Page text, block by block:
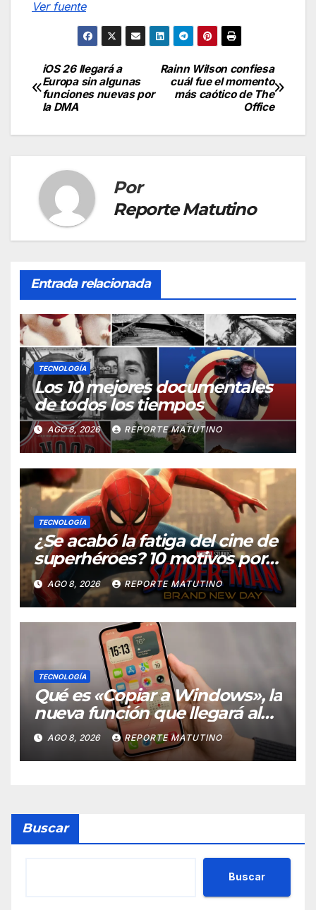
Ver fuente
Navegación
de
entradas
Rainn Wilson confiesa
cuál fue el momento
más caótico de The
Office
iOS 26 llegará a
Europa sin algunas
funciones nuevas por
la DMA
Por
Reporte Matutino
Entrada relacionada
TECNOLOGÍA
Los 10 mejores documentales
de todos los tiempos
AGO 8, 2026 REPORTE MATUTINO
TECNOLOGÍA
¿Se acabó la fatiga del cine de
superhéroes? 10 motivos por
los que ‘Spider-Man: Brand
New Day» desmiente esa
teoría
AGO 8, 2026 REPORTE MATUTINO
TECNOLOGÍA
Qué es «Copiar a Windows», la
nueva función que llegará al
iPhone solo para Europa
AGO 8, 2026 REPORTE MATUTINO
Buscar
Buscar